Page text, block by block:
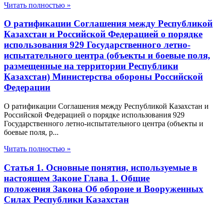
Читать полностью »
О ратификации Соглашения между Республикой
Казахстан и Российской Федерацией о порядке
использования 929 Государственного летно-
испытательного центра (объекты и боевые поля,
размещенные на территории Республики
Казахстан) Министерства обороны Российской
Федерации
О ратификации Соглашения между Республикой Казахстан и
Российской Федерацией о порядке использования 929
Государственного летно-испытательного центра (объекты и
боевые поля, р...
Читать полностью »
Статья 1. Основные понятия, используемые в
настоящем Законе Глава 1. Общие
положения Закона Об обороне и Вооруженных
Силах Республики Казахстан